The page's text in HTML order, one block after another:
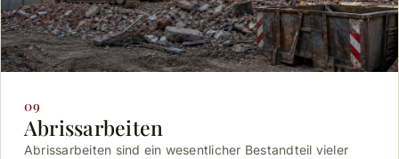
09
Abrissarbeiten
Abrissarbeiten sind ein wesentlicher Bestandteil vieler